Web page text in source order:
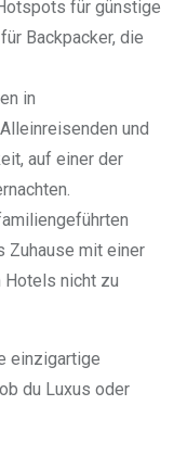
für günstige
Backpacker, die
in
und
auf einer der
Zuhause mit einer
Hotels nicht zu
einzigartige
du Luxus oder